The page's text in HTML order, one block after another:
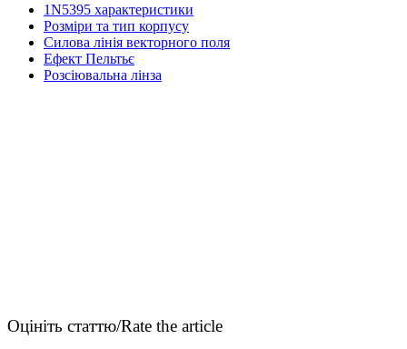
1N5395 характеристики
Розміри та тип корпусу
Силова лінія векторного поля
Ефект Пельтьє
Розсіювальна лінза
Оцініть статтю/Rate the article